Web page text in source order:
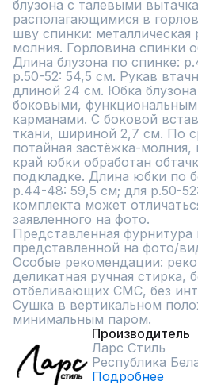
блузона с талевыми
располагающимися в
шву спинки: металлическая
молния. Горловина спинки
Длина блузона по спинке:
р.50-52: 54,5 см. Рукав
длиной 24 см. Юбка блузона
боковыми,
карманами. С боковой
ткани, шириной 2,7 см. По
потайная застёжка-молния,
край юбки обработан
подкладке. Длина юбки по
р.44-48: 59,5 см; для р.50-
комплекта может
заявленного на фото.
Представленная фурнитура
представленной на фото/
Особые рекомендации:
деликатная ручная стирка,
отбеливающих СМС, без
Сушка в вертикальном
минимальным паром.
Производитель
Ларс Стиль
Республика
Подробнее